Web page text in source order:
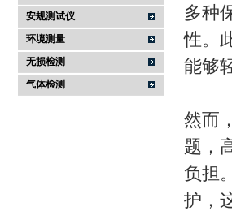
安规测试仪
环境测量
无损检测
气体检测
多种
性。
能够
然而
题，
负担
护，